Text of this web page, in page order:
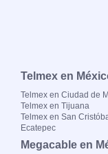
Telmex en
Telmex en Ciudad de
Telmex en Tijuana
Telmex en San
Ecatepec
Megacable en